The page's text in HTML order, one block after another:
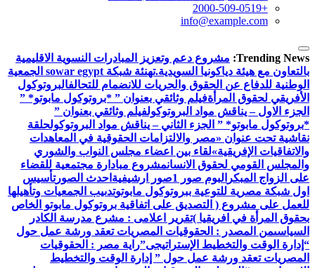
+2000-509-0519
info@example.com
Trending News: مشروع دعم وتعزيز المبادرات النسوية الاقليمية
بالتعاون مع هيئة دياكونيا السويدية.
تهنئة شبكة sowar egypt الجمعية
الوطنية للدفاع عن الحقوق والحريات للانضمام للتحالفالبروتوكول
الأفريقي لحقوق المرأةفيلم وثائقي بعنوان ” *بروتوكول مابوتو* ”
الجزء الاول – يناقش مواد البروتوكولفيلم وثائقي بعنوان ”
*بروتوكول مابوتو* ” الجزء الثاني – يناقش مواد البروتوكولحلقة
نقاشية تحت عنوان «مصر والالتزامات الحقوقية في المعاهدات
والاتفاقيات الإفريقية»لقاء بين اعضاء مجلس النواب والشوري
والمجلس القومي لحقوق الانسانمشروع مبادارة مجتمعية للقضاء
على الزواج المبكر البوم صور 1 صور ارشيفية احدث الصورتأسيس
اول شبكة مصرية للتوعية ببروتوكول مابوتوتدىيب الجمعيات وتأهيلها
للعمل على مشروع ( التصديق على اتفاقية بروتوكول مابوتو الخاص
بحقوق المرأة في افريقيا )تقرير اعلامى : مشرع مدرسة الكادر
السياسىمن المصدر : الحقوقيات المصريات تعقد ورشة عمل حول
“إدارة الوقت والتخطيط الإستراتيجى”راية مصر : الحقوقيات
المصريات تعقد ورشة عمل حول ” إدارة الوقت والتخطيط